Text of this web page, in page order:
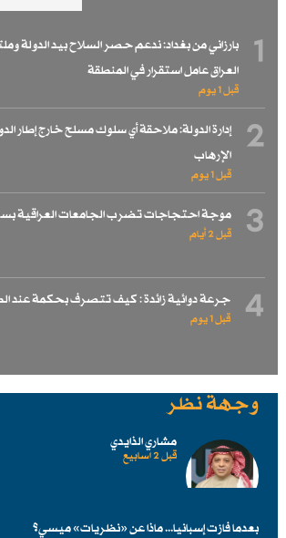
1
بارزاني من بغداد: ندعم حصر السلاح بيد الدولة
العراق عامل استقرار في المنطقة
قبل 1 یوم
2
إدارة الدولة: ملاحقة أي سلوك مسلح خارج إطار
الإرهاب
قبل 1 یوم
3 موجة احتجاجات تضرب الجامعات العراقية
قبل 2 أيام
4 جرعة دوائية زائدة : كيف تتصرف بحكمة عند
قبل 1 یوم
وجهة نظر
مشاري الذايدي
قبل 2 اسابیع
بعدما فازت إسبانيا... ماذا عن «نظريات» ميسي؟